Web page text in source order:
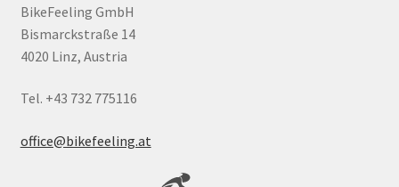
BikeFeeling GmbH
Bismarckstraße 14
4020 Linz, Austria
Tel. +43 732 775116
office@bikefeeling.at